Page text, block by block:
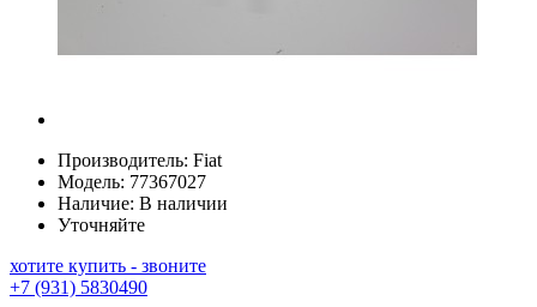
Производитель: Fiat
Модель: 77367027
Наличие: В наличии
Уточняйте
хотите купить - звоните
+7 (931) 5830490